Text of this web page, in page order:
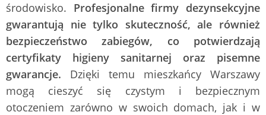
środowisko. Profesjonalne firmy dezynsekcyjne
gwarantują nie tylko skuteczność, ale również
bezpieczeństwo zabiegów, co potwierdzają
certyfikaty higieny sanitarnej oraz pisemne
gwarancje. Dzięki temu mieszkańcy Warszawy
mogą cieszyć się czystym i bezpiecznym
otoczeniem zarówno w swoich domach, jak i w